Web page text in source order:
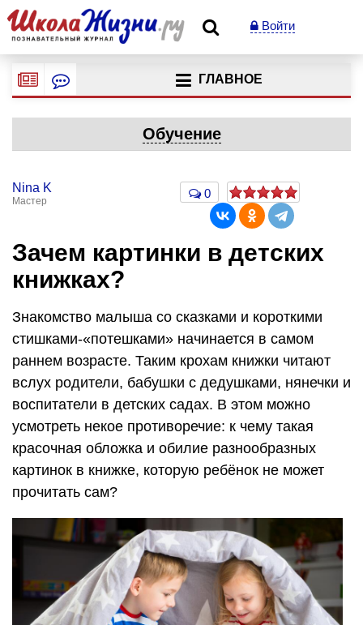
Войти
ГЛАВНОЕ
Обучение
Nina K
Мастер
0
Зачем картинки в детских
книжках?
Знакомство малыша со сказками и короткими
стишками-«потешками» начинается в самом
раннем возрасте. Таким крохам книжки читают
вслух родители, бабушки с дедушками, нянечки и
воспитатели в детских садах. В этом можно
усмотреть некое противоречие: к чему такая
красочная обложка и обилие разнообразных
картинок в книжке, которую ребёнок не может
прочитать сам?